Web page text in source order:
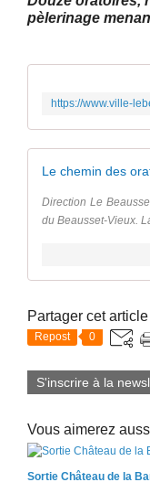
pèlerinage
Direction Le
du Beausset-Vieux.
Partager cet article
Repost 0
S'inscrire à la
Vous aimerez
Sortie Château de la